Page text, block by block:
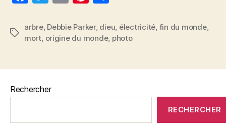
c
e
o
o
itt
er
ai
l
er
es
rt
a
er
Étiquettes
arbre, Debbie Parker, dieu électricité fin du monde,
mort origine du monde, photo
Rechercher
RECHERCHER